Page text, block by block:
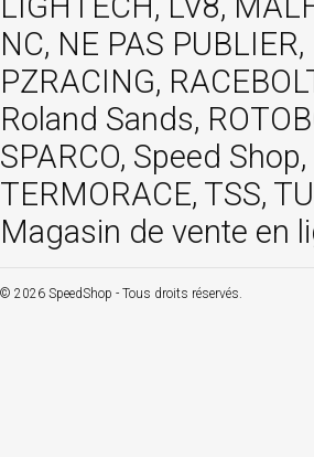
NC, NE PAS
PZRACING,
Roland Sands,
SPARCO, Speed
TERMORACE, TSS,
Magasin de vente en
© 2026 SpeedShop - Tous droits réservés.